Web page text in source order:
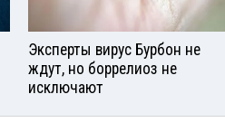
Эксперты вирус Бурбон не
ждут, но боррелиоз не
исключают